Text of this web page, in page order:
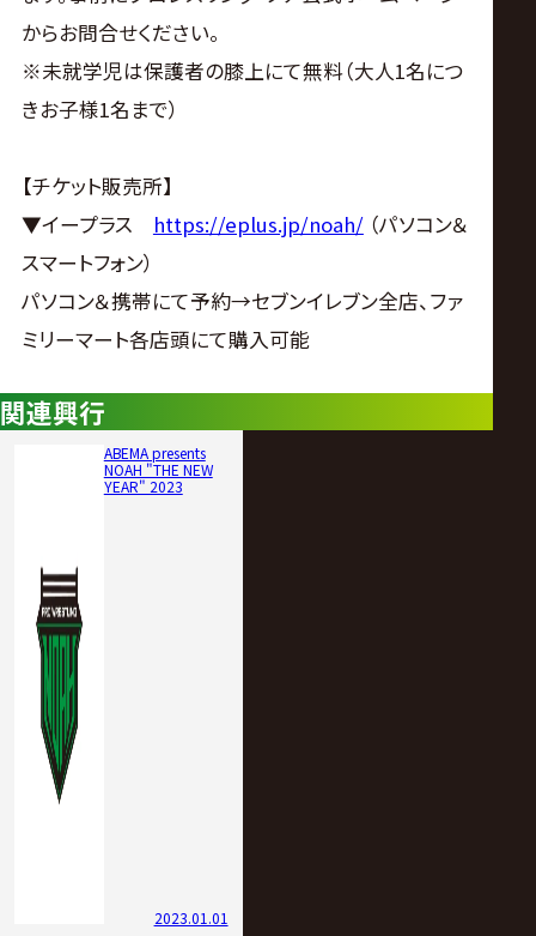
からお問合せください。
※未就学児は保護者の膝上にて無料（大人1名につ
きお子様1名まで）
【チケット販売所】
▼イープラス https://eplus.jp/noah/（パソコン＆
スマートフォン）
パソコン＆携帯にて予約→セブンイレブン全店、ファ
ミリーマート各店頭にて購入可能
関連興行
ABEMA presents
NOAH "THE NEW
YEAR" 2023
2023.01.01